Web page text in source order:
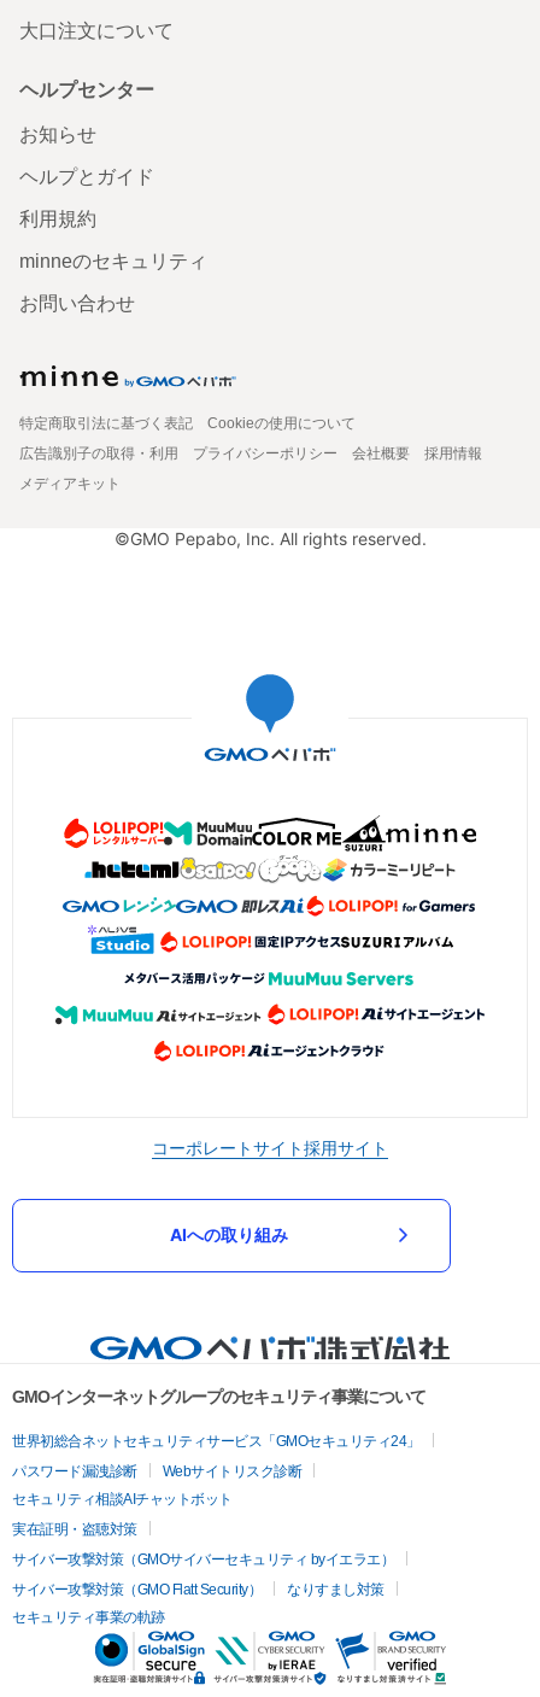
大口注文について
ヘルプセンター
お知らせ
ヘルプとガイド
利用規約
minneのセキュリティ
お問い合わせ
特定商取引法に基づく表記
Cookieの使用について
広告識別子の取得・利用
プライバシーポリシー 会社概要
採用情報
メディアキット
©GMO Pepabo, Inc. All rights reserved.
コーポレートサイト採用サイト
AIへの取り組み
GMOインターネットグループのセキュリティ事業について
世界初総合ネットセキュリティサービス「GMOセキュリティ24」
パスワード漏洩診断
Webサイトリスク診断
セキュリティ相談AIチャットボット
実在証明・盗聴対策
サイバー攻撃対策（GMOサイバーセキュリティ byイエラエ）
サイバー攻撃対策（GMO Flatt Security）
なりすまし対策
セキュリティ事業の軌跡